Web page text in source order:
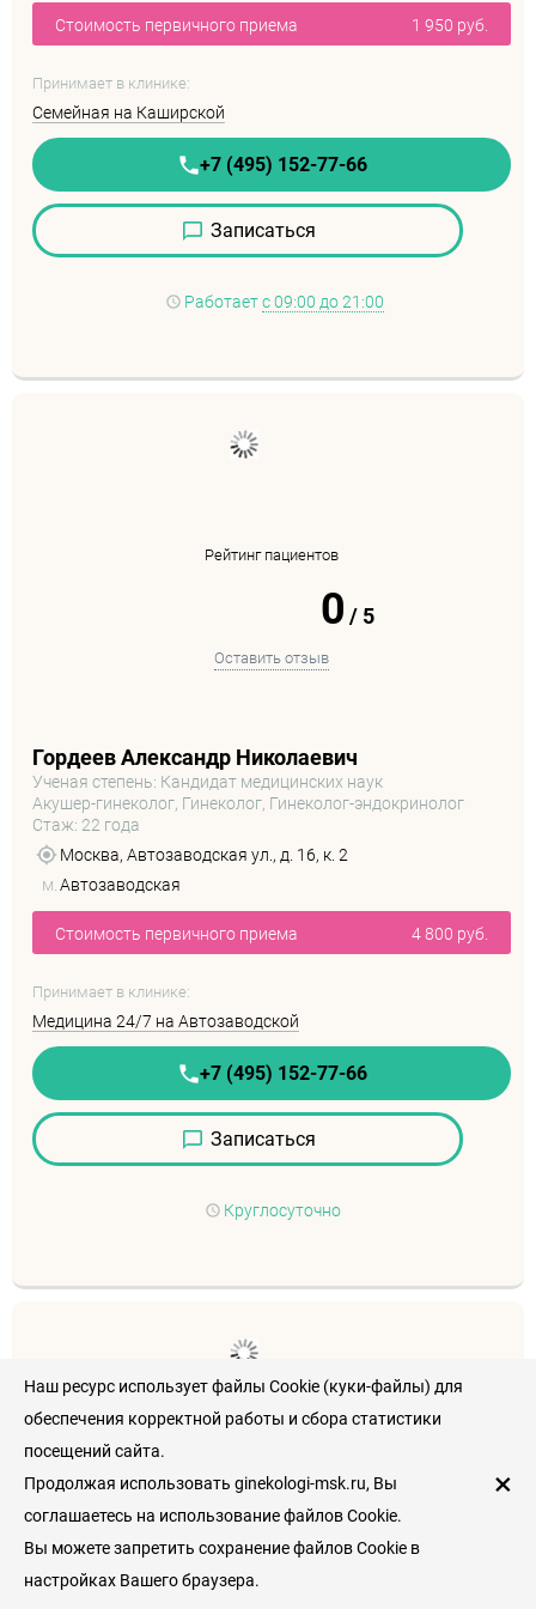
Стоимость первичного приема 1 950 руб.
Принимает в клинике:
Семейная на Каширской
+7 (495) 152-77-66
Записаться
Работает с 09:00 до 21:00
Рейтинг пациентов
0 /5
Оставить отзыв
Гордеев Александр Николаевич
Ученая степень: Кандидат медицинских наук
Акушер-гинеколог, Гинеколог, Гинеколог-эндокринолог
Стаж: 22 года
Москва, Автозаводская ул., д. 16, к. 2
м. Автозаводская
Стоимость первичного приема 4 800 руб.
Принимает в клинике:
Медицина 24/7 на Автозаводской
+7 (495) 152-77-66
Записаться
Круглосуточно
0 /5
Наш ресурс использует файлы Cookie (куки-файлы) для
обеспечения корректной работы и сбора статистики
посещений сайта.
Продолжая использовать ginekologi-msk.ru, Вы
соглашаетесь на использование файлов Cookie.
Вы можете запретить сохранение файлов Cookie в
настройках Вашего браузера.
×